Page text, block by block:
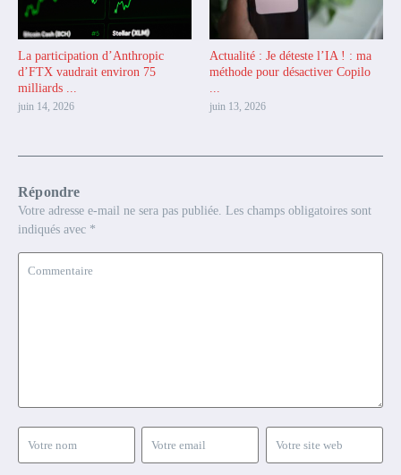
La participation d’Anthropic
d’FTX vaudrait environ 75
milliards ...
juin 14, 2026
Actualité : Je déteste l’IA ! : ma
méthode pour désactiver Copilo
juin 13, 2026
Répondre
Votre adresse e-mail ne sera pas publiée. Les champs obligatoires sont
indiqués avec *